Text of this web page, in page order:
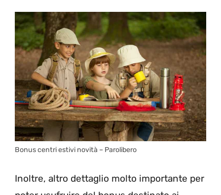
Bonus centri estivi novità – Parolibero
Inoltre, altro dettaglio molto importante per